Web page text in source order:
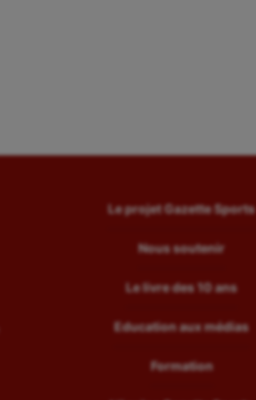
Le projet Gazette Sports
Nous soutenir
Le livre des 10 ans
Education aux médias
Formation